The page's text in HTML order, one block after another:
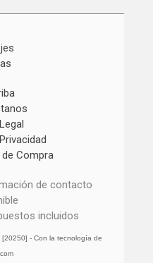
Compra
de contacto
incluidos
- Con la tecnología de